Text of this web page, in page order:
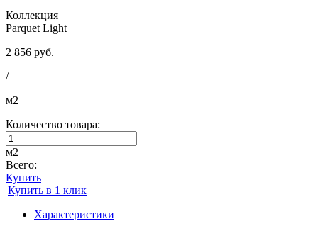
Коллекция
Parquet Light
2 856 руб.
/
м2
Количество товара:
м2
Всего:
Купить
Купить в 1 клик
Характеристики